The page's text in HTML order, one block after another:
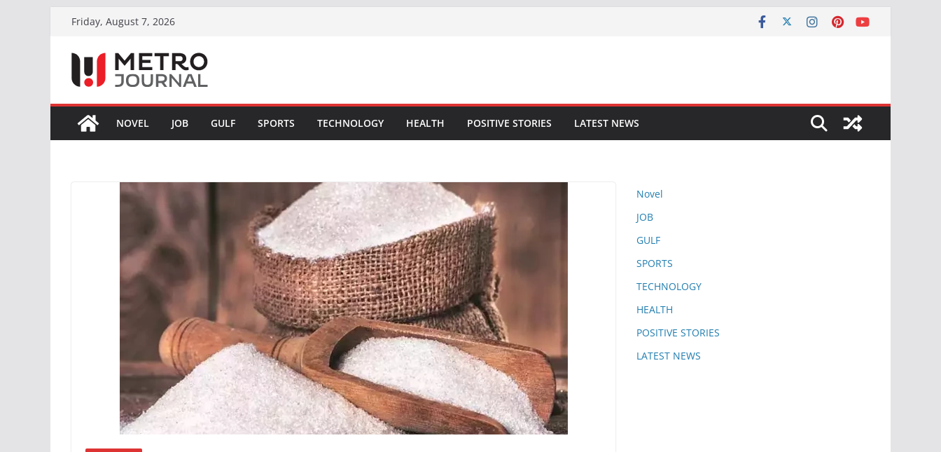
content
Friday, August 7, 2026
NOVEL JOB GULF SPORTS TECHNOLOGY HEALTH POSITIVE STORIES LATEST NEWS
Novel
JOB
GULF
SPORTS
TECHNOLOGY
HEALTH
POSITIVE STORIES
LATEST NEWS